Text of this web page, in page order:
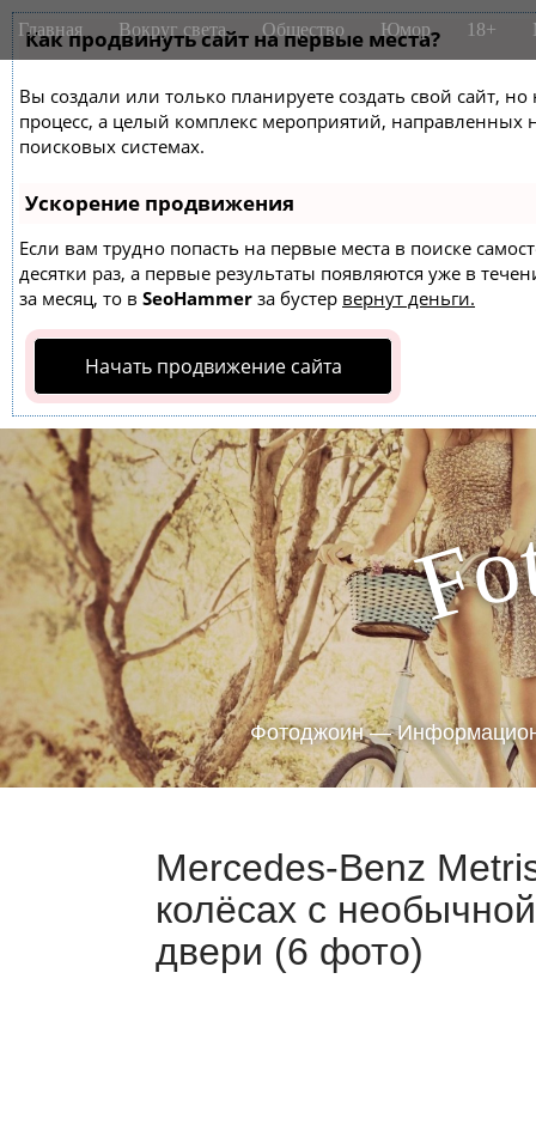
Как продвинуть сайт на первые места?
Вы создали или только планируете создать свой сайт,
процесс, а целый комплекс мероприятий,
поисковых системах.
Ускорение продвижения
Если вам трудно попасть на первые места в поиске
десятки раз, а первые результаты появляются уже в
за месяц, то в SeoHammer за бустер вернут деньги.
Начать продвижение сайта
M
a
n
m
e
n
u
i
Главная Вокруг света Общество Юмор 18+
Fo
Фотоджоин —
Mercedes-Benz
колёсах с
двери (6 фото)